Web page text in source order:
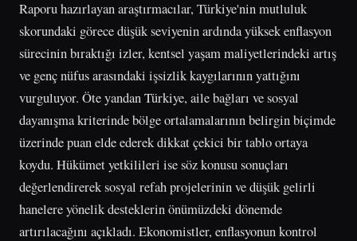
Raporu hazırlayan araştırmacılar, Türkiye'nin mutluluk
skorundaki görece düşük seviyenin ardında yüksek enflasyon
sürecinin bıraktığı izler, kentsel yaşam maliyetlerindeki artış
ve genç nüfus arasındaki işsizlik kaygılarının yattığını
vurguluyor. Öte yandan Türkiye, aile bağları ve sosyal
dayanışma kriterinde bölge ortalamalarının belirgin biçimde
üzerinde puan elde ederek dikkat çekici bir tablo ortaya
koydu. Hükümet yetkilileri ise söz konusu sonuçları
değerlendirerek sosyal refah projelerinin ve düşük gelirli
hanelere yönelik desteklerin önümüzdeki dönemde
artırılacağını açıkladı. Ekonomistler, enflasyonun kontrol